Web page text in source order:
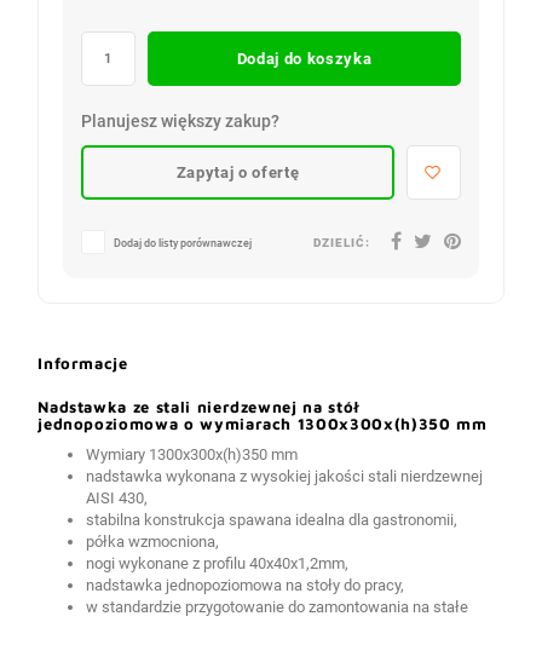
Dodaj do koszyka
Planujesz większy zakup?
Zapytaj o ofertę
Dodaj do listy porównawczej DZIELIĆ:
Informacje
Nadstawka ze stali nierdzewnej na stół
jednopoziomowa o wymiarach 1300x300x(h)350 mm
Wymiary 1300x300x(h)350 mm
nadstawka wykonana z wysokiej jakości stali nierdzewnej
AISI 430,
stabilna konstrukcja spawana idealna dla gastronomii,
półka wzmocniona,
nogi wykonane z profilu 40x40x1,2mm,
nadstawka jednopoziomowa na stoły do pracy,
w standardzie przygotowanie do zamontowania na stałe